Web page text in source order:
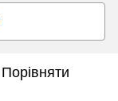
Порівняти